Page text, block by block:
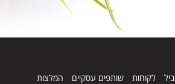
לקוחות שותפים עסקיים
המלצות